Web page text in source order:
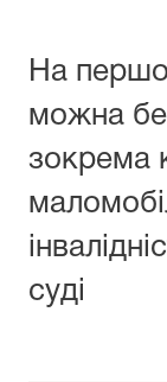
На
можна
зокрема
суді